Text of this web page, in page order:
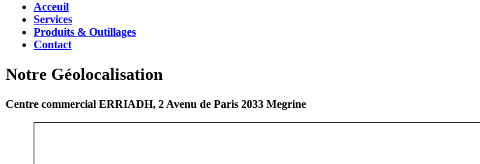
Acceuil
Services
Produits & Outillages
Contact
Notre Géolocalisation
Centre commercial ERRIADH, 2 Avenu de Paris 2033 Megrine